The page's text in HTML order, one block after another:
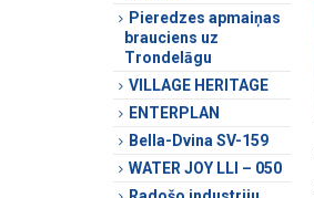
Pieredzes apmaiņas
brauciens uz
Trondelāgu
VILLAGE HERITAGE
ENTERPLAN
Bella-Dvina SV-159
WATER JOY LLI – 050